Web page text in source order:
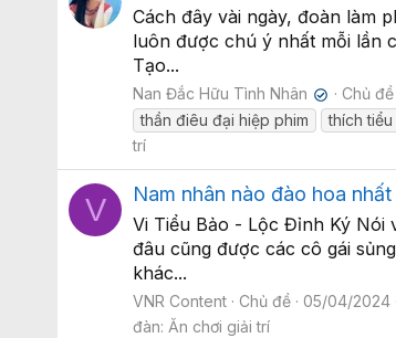
Cách đây vài ngày, đoàn làm
luôn được chú ý nhất mỗi lần
Tạo...
Nan Đắc Hữu Tình Nhân ✔ Chủ đề
thần điêu đại hiệp phim
thích
trí
V Nam nhân nào đào hoa
Vi Tiểu Bảo - Lộc Đỉnh Ký Nói
đâu cũng được các cô gái
khác...
VNR Content Chủ đề 05/04/2024
đàn: Ăn chơi giải trí